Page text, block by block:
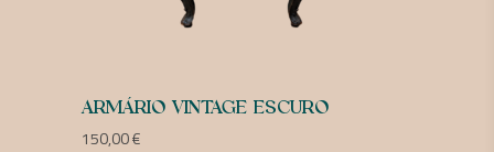
ARMÁRIO VINTAGE ESCURO
150,00€